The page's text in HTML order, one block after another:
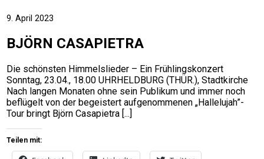
9. April 2023
BJÖRN CASAPIETRA
Die schönsten Himmelslieder – Ein Frühlingskonzert
Sonntag, 23.04., 18.00 UHRHELDBURG (THÜR.), Stadtkirche
Nach langen Monaten ohne sein Publikum und immer noch
beflügelt von der begeistert aufgenommenen „Hallelujah”-
Tour bringt Björn Casapietra
Teilen mit: